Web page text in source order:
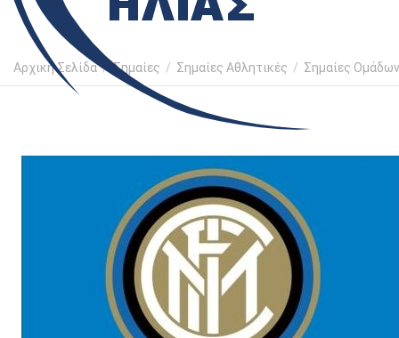
Αρχική Σελίδα / Σημαίες / Σημαίες Αθλητικές / Σημαίες Ομάδων